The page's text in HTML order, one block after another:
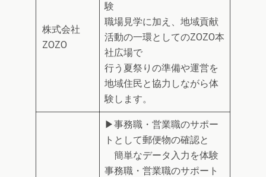
株式会社
ZOZO
験
職場見学に加え、地域貢献
活動の一環としてのZOZO本
社広場で
行う夏祭りの準備や運営を
地域住民と協力しながら体
験します。
▶事務職・営業職のサポー
トとして郵便物の確認と
簡単なデータ入力を体験
事務職・営業職のサポート